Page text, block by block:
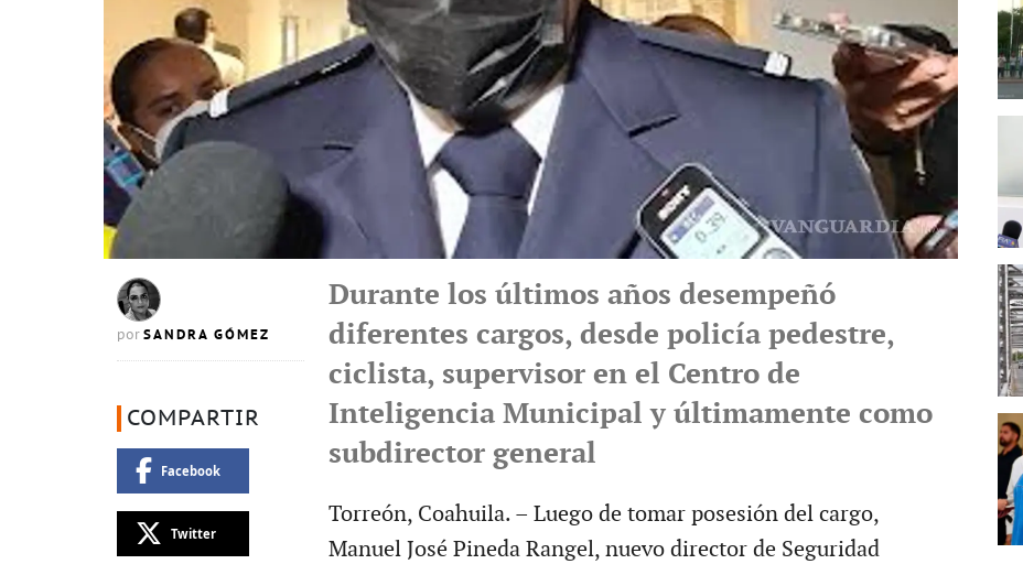
por SANDRA GÓMEZ
COMPARTIR
Facebook
Twitter
Durante los últimos años desempeñó
diferentes cargos, desde policía pedestre,
ciclista, supervisor en el Centro de
Inteligencia Municipal y últimamente como
subdirector general
Torreón, Coahuila. – Luego de tomar posesión del cargo,
Manuel José Pineda Rangel, nuevo director de Seguridad